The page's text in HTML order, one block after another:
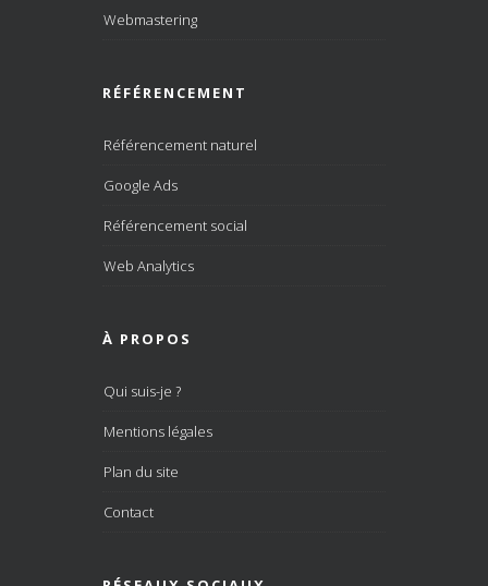
Webmastering
RÉFÉRENCEMENT
Référencement naturel
Google Ads
Référencement social
Web Analytics
À PROPOS
Qui suis-je ?
Mentions légales
Plan du site
Contact